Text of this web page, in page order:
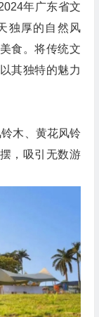
年广东省文
独厚的自然风
食。将传统文
其独特的魅力
木、黄花风铃
，吸引无数游